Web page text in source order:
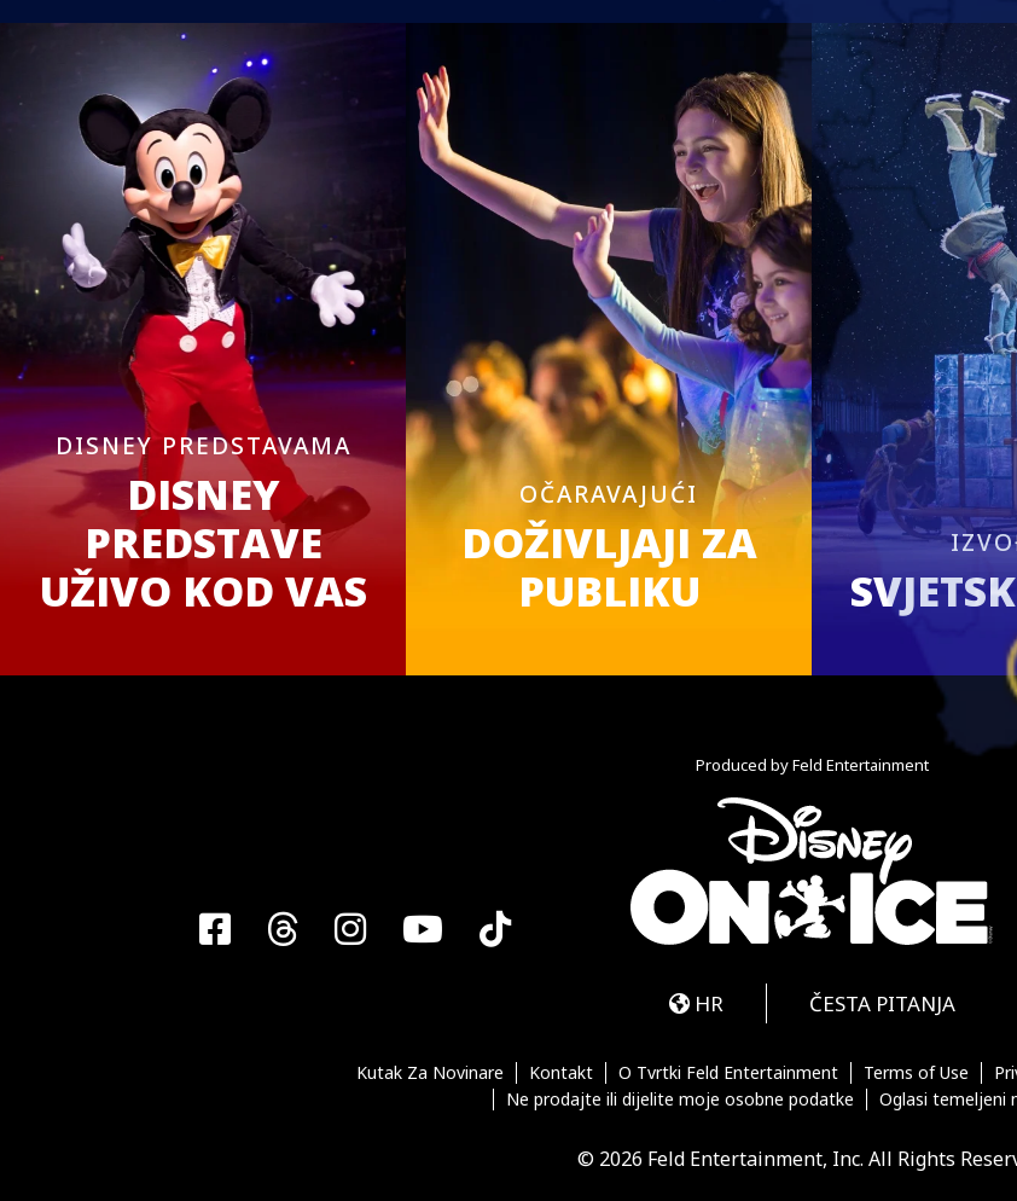
DISNEY PREDSTAVAMA
DISNEY
PREDSTAVE
UŽIVO KOD VAS
OČARAVAJUĆI
DOŽIVLJAJI ZA
PUBLIKU
Facebook
ThreadsInstagramYouTube
Tiktok
Produced by Feld Entertainment
HR ČESTA PITANJA
Kutak Za Novinare Kontakt O Tvrtki Feld Entertainment Terms of Use
Ne prodajte ili dijelite moje osobne podatke
Oglasi temeljeni
© 2026 Feld Entertainment, Inc. All Rights